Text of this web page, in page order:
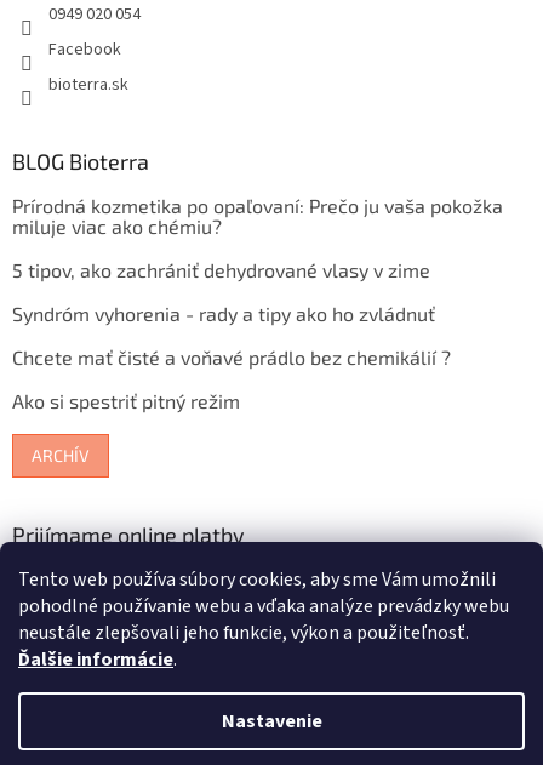
Tento web používa súbory cookies, aby sme Vám umožnili
pohodlné používanie webu a vďaka analýze prevádzky webu
neustále zlepšovali jeho funkcie, výkon a použiteľnosť.
Ďalšie informácie.
Nastavenie
0949 020 054
Facebook
bioterra.sk
BLOG Bioterra
Prírodná kozmetika po opaľovaní: Prečo ju vaša pokožka
miluje viac ako chémiu?
5 tipov, ako zachrániť dehydrované vlasy v zime
Syndróm vyhorenia - rady a tipy ako ho zvládnuť
Chcete mať čisté a voňavé prádlo bez chemikálií ?
Ako si spestriť pitný režim
ARCHÍV
Prijímame online platby